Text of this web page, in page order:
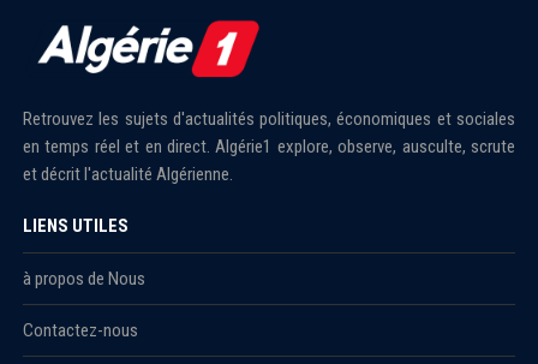
Retrouvez les sujets d'actualités politiques, économiques et sociales
en temps réel et en direct. Algérie1 explore, observe, ausculte, scrute
et décrit l'actualité Algérienne.
LIENS UTILES
à propos de Nous
Contactez-nous